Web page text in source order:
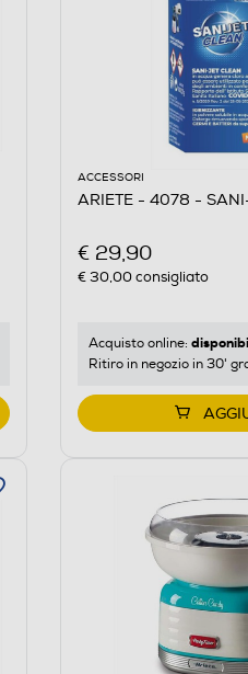
ACCESSORI
ARIETE -
€ 29,90
€ 30,00consigliato
Acquisto online:
Ritiro in negozio in 30'